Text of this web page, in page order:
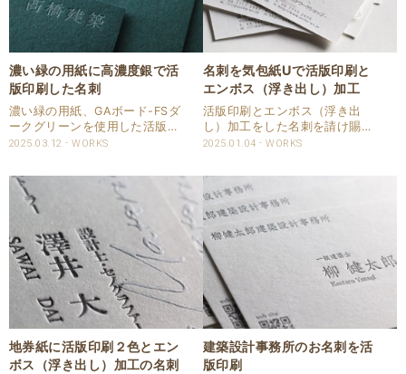
濃い緑の用紙に高濃度銀で活
版印刷した名刺
濃い緑の用紙、GAボード-FSダ
ークグリーンを使用した活版名
刺を請け賜わりました。 印刷は
で印刷しました。 インキは高濃
度銀インキを使用して印刷して
います。 高濃度銀インキは
2025.03.12 WORKS
名刺を気包紙Uで活版印刷と
エンボス（浮き出し）加工
活版印刷とエンボス（浮き出
し）加工をした名刺を請け賜わ
りました。 エンボス加工は凸版
します。 片面が浮き出れは、も
う片面は凹みの干渉が必ず起こ
ります。 留意点は文字内などの
線幅が0.5㎜以上な..
2025.01.04 WORKS
地券紙に活版印刷２色とエン
ボス（浮き出し）加工の名刺
建築設計事務所のお名刺を活
版印刷